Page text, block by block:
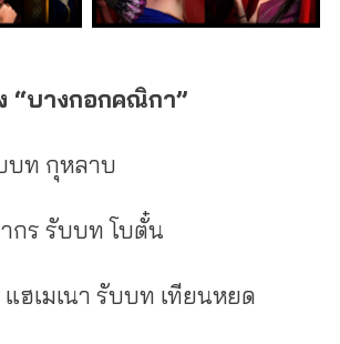
“บางกอกคณิกา”
บท กุหลาบ
กร รับบท โบตั๋น
ฮเมเนา รับบท เทียนหยด